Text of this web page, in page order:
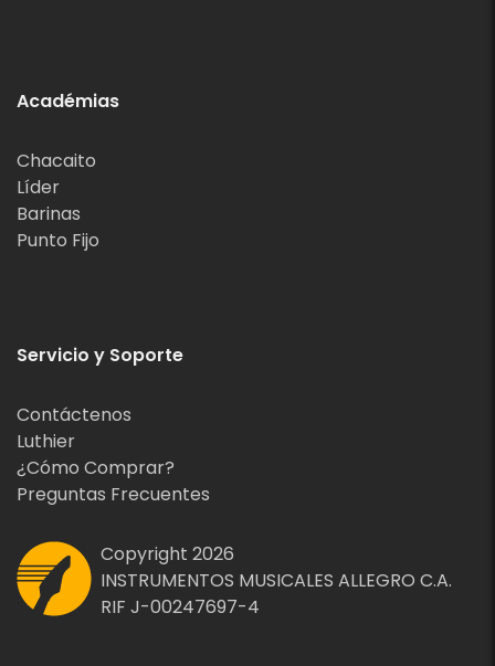
Académias
Chacaito
Líder
Barinas
Punto Fijo
Servicio y Soporte
Contáctenos
Luthier
¿Cómo Comprar?
Preguntas Frecuentes
Copyright 2026
INSTRUMENTOS MUSICALES ALLEGRO C.A.
RIF J-00247697-4